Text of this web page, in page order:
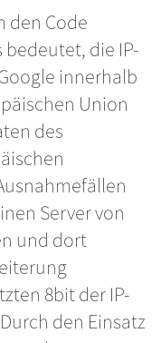
den Code
bedeutet, die IP-
innerhalb
Union
des
Server von
und dort
8bit der IP-
den Einsatz